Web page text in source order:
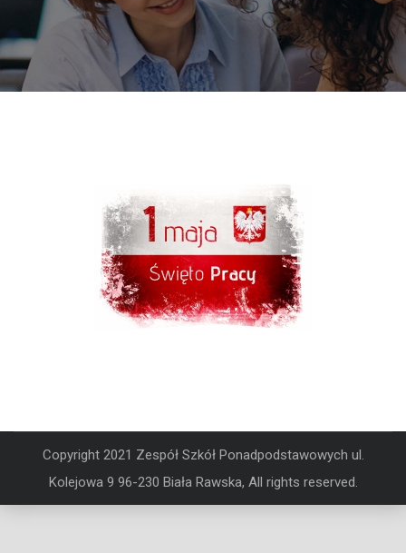
Copyright 2021 Zespół Szkół Ponadpodstawowych ul.
Kolejowa 9 96-230 Biała Rawska, All rights reserved.